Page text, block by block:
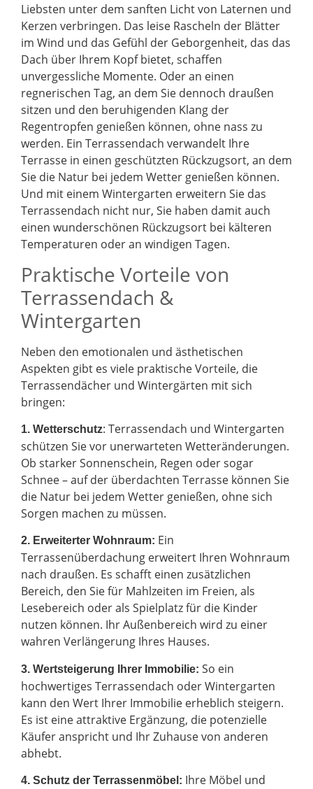
Liebsten unter dem sanften Licht von Laternen und
Kerzen verbringen. Das leise Rascheln der Blätter
im Wind und das Gefühl der Geborgenheit, das das
Dach über Ihrem Kopf bietet, schaffen
unvergessliche Momente. Oder an einen
regnerischen Tag, an dem Sie dennoch draußen
sitzen und den beruhigenden Klang der
Regentropfen genießen können, ohne nass zu
werden. Ein Terrassendach verwandelt Ihre
Terrasse in einen geschützten Rückzugsort, an dem
Sie die Natur bei jedem Wetter genießen können.
Und mit einem Wintergarten erweitern Sie das
Terrassendach nicht nur, Sie haben damit auch
einen wunderschönen Rückzugsort bei kälteren
Temperaturen oder an windigen Tagen.
Praktische Vorteile von
Terrassendach &
Wintergarten
Neben den emotionalen und ästhetischen
Aspekten gibt es viele praktische Vorteile, die
Terrassendächer und Wintergärten mit sich
bringen:
1. Wetterschutz: Terrassendach und Wintergarten
schützen Sie vor unerwarteten Wetteränderungen.
Ob starker Sonnenschein, Regen oder sogar
Schnee – auf der überdachten Terrasse können Sie
die Natur bei jedem Wetter genießen, ohne sich
Sorgen machen zu müssen.
2. Erweiterter Wohnraum: Ein
Terrassenüberdachung erweitert Ihren Wohnraum
nach draußen. Es schafft einen zusätzlichen
Bereich, den Sie für Mahlzeiten im Freien, als
Lesebereich oder als Spielplatz für die Kinder
nutzen können. Ihr Außenbereich wird zu einer
wahren Verlängerung Ihres Hauses.
3. Wertsteigerung Ihrer Immobilie: So ein
hochwertiges Terrassendach oder Wintergarten
kann den Wert Ihrer Immobilie erheblich steigern.
Es ist eine attraktive Ergänzung, die potenzielle
Käufer anspricht und Ihr Zuhause von anderen
abhebt.
4. Schutz der Terrassenmöbel: Ihre Möbel und